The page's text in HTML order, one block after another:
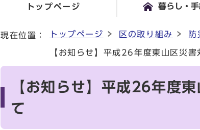
トップページ 暮らし・
現在位置： トップページ 区の取り組み 防
【お知らせ】平成26年度東山区災
【お知らせ】平成26年度
て